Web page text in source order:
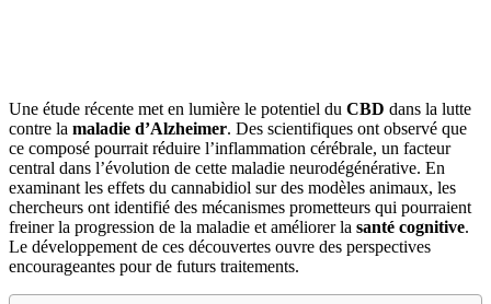
Une étude récente met en lumière le potentiel du CBD dans la lutte
contre la maladie d’Alzheimer. Des scientifiques ont observé que
ce composé pourrait réduire l’inflammation cérébrale, un facteur
central dans l’évolution de cette maladie neurodégénérative. En
examinant les effets du cannabidiol sur des modèles animaux, les
chercheurs ont identifié des mécanismes prometteurs qui pourraient
freiner la progression de la maladie et améliorer la santé cognitive.
Le développement de ces découvertes ouvre des perspectives
encourageantes pour de futurs traitements.